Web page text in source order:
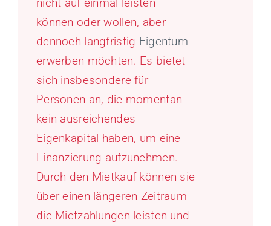
können oder wollen, aber
dennoch langfristig Eigentum
erwerben möchten. Es bietet
sich insbesondere für
Personen an, die momentan
kein ausreichendes
Eigenkapital haben, um eine
Finanzierung aufzunehmen.
Durch den Mietkauf können sie
über einen längeren Zeitraum
die Mietzahlungen leisten und